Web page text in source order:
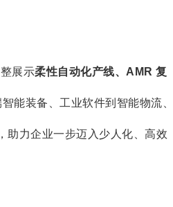
展示柔性自动化产线、AMR 复
智能装备、工业软件到智能物流、
助力企业一步迈入少人化、高效